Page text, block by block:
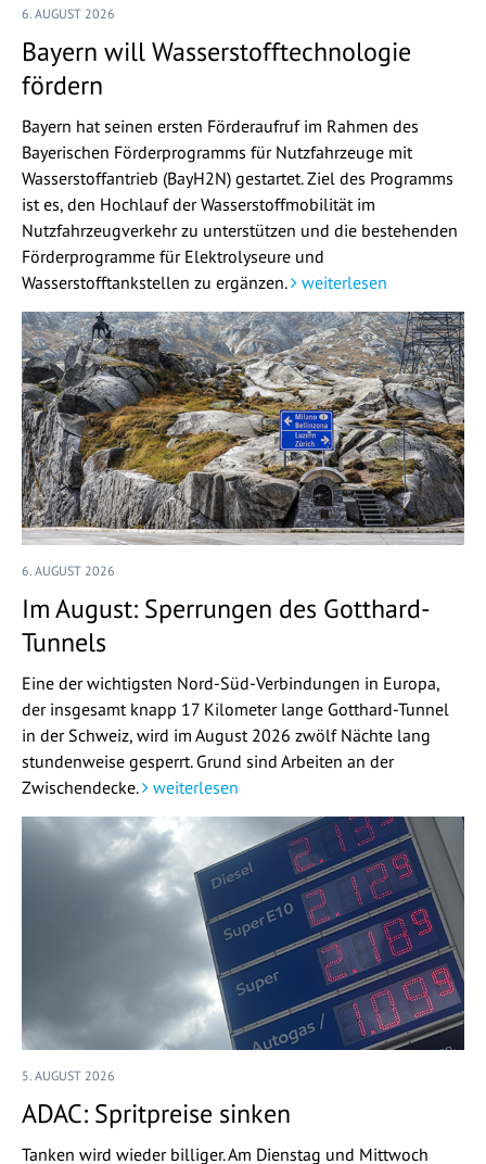
6. AUGUST 2026
Bayern will Wasserstofftechnologie
fördern
Bayern hat seinen ersten Förderaufruf im Rahmen des
Bayerischen Förderprogramms für Nutzfahrzeuge mit
Wasserstoffantrieb (BayH2N) gestartet. Ziel des Programms
ist es, den Hochlauf der Wasserstoffmobilität im
Nutzfahrzeugverkehr zu unterstützen und die bestehenden
Förderprogramme für Elektrolyseure und
Wasserstofftankstellen zu ergänzen.
weiterlesen
6. AUGUST 2026
Im August: Sperrungen des Gotthard-
Tunnels
Eine der wichtigsten Nord-Süd-Verbindungen in Europa,
der insgesamt knapp 17 Kilometer lange Gotthard-Tunnel
in der Schweiz, wird im August 2026 zwölf Nächte lang
stundenweise gesperrt. Grund sind Arbeiten an der
Zwischendecke.
weiterlesen
5. AUGUST 2026
ADAC: Spritpreise sinken
Tanken wird wieder billiger. Am Dienstag und Mittwoch